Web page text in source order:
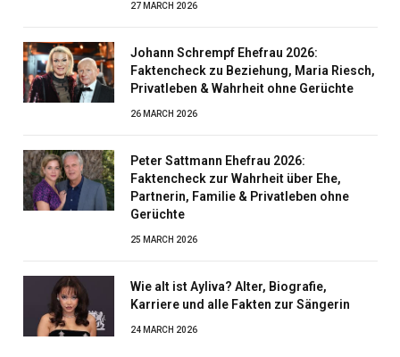
27 MARCH 2026
Johann Schrempf Ehefrau 2026:
Faktencheck zu Beziehung, Maria Riesch,
Privatleben & Wahrheit ohne Gerüchte
26 MARCH 2026
Peter Sattmann Ehefrau 2026:
Faktencheck zur Wahrheit über Ehe,
Partnerin, Familie & Privatleben ohne
Gerüchte
25 MARCH 2026
Wie alt ist Ayliva? Alter, Biografie,
Karriere und alle Fakten zur Sängerin
24 MARCH 2026